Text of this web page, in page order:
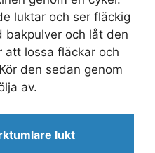
luktar och ser fläckig
bakpulver och låt den
att lossa fläckar och
den sedan genom
av.
lukt